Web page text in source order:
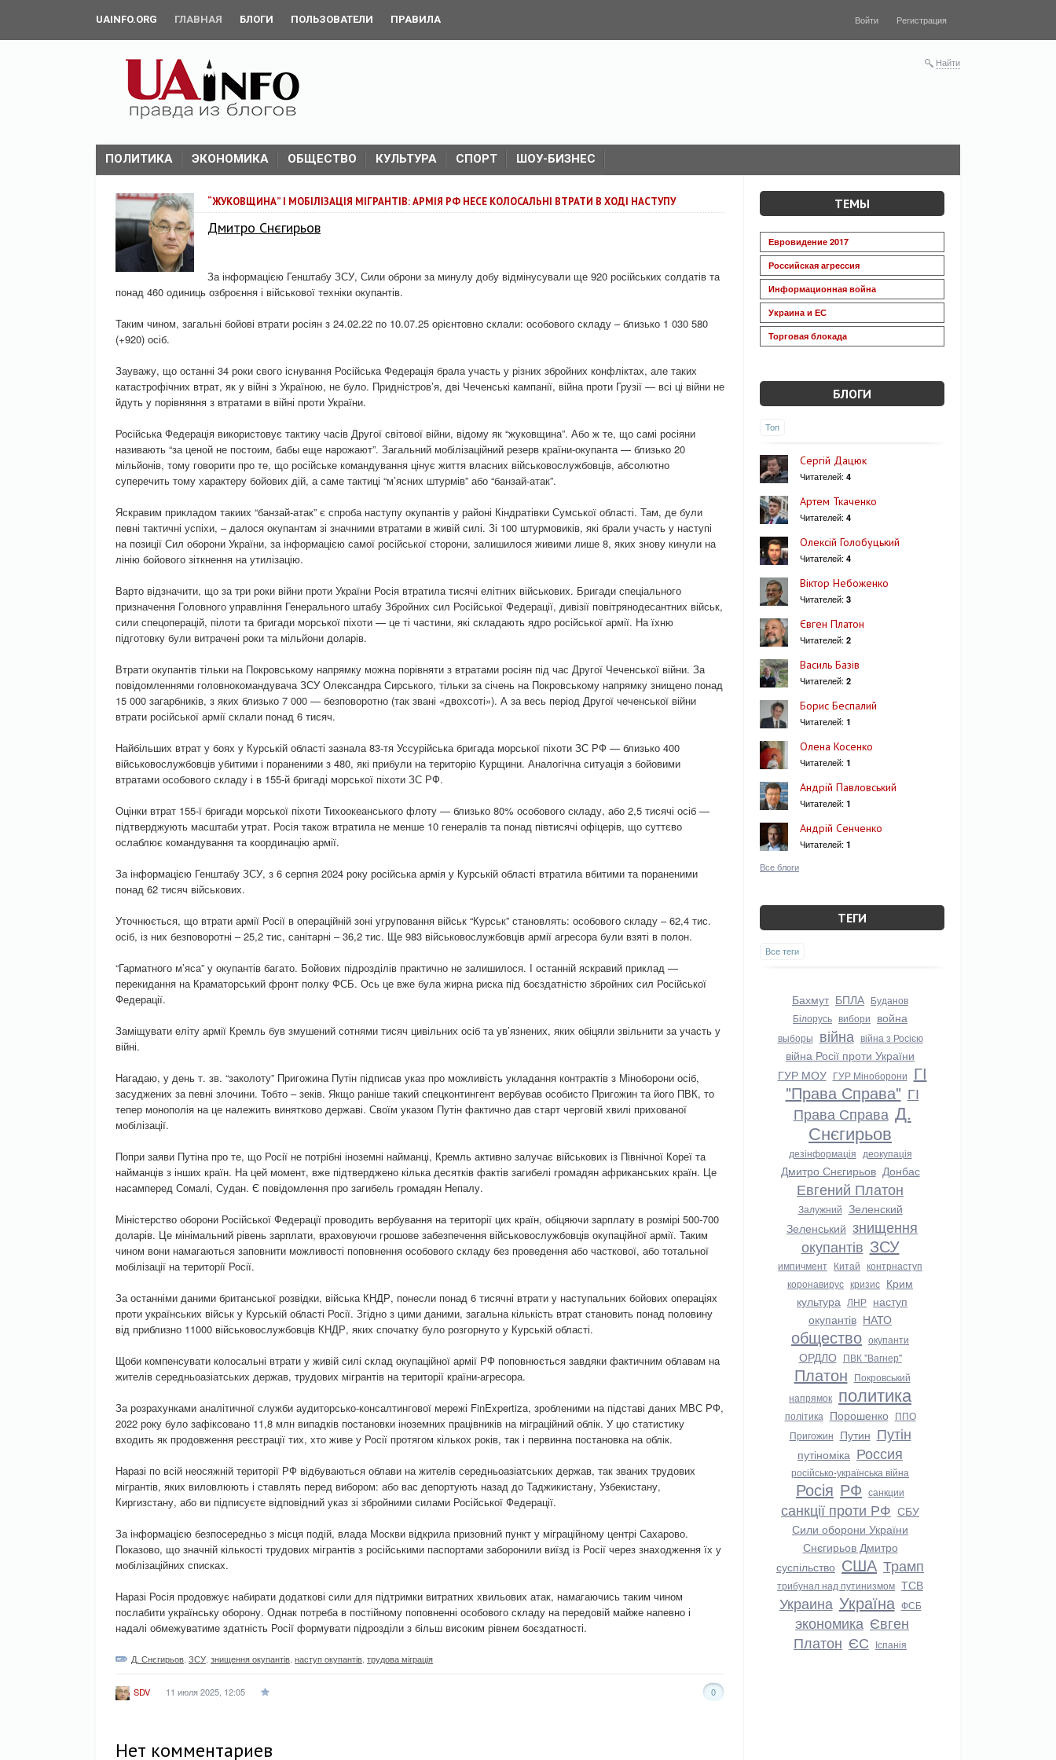
UAINFO.ORG ГЛАВНАЯ БЛОГИ ПОЛЬЗОВАТЕЛИ ПРАВИЛА Войти Регистрация
Найти
ПОЛИТИКА ЭКОНОМИКА ОБЩЕСТВО КУЛЬТУРА СПОРТ ШОУ-БИЗНЕС
“ЖУКОВЩИНА” І МОБІЛІЗАЦІЯ МІГРАНТІВ: АРМІЯ РФ НЕСЕ КОЛОСАЛЬНІ ВТРАТИ В ХОДІ НАСТУПУ
Дмитро Снєгирьов
За інформацією Генштабу ЗСУ, Сили оброни за минулу добу відмінусували ще 920 російських солдатів та
понад 460 одиниць озброєння і військової техніки окупантів.
Таким чином, загальні бойові втрати росіян з 24.02.22 по 10.07.25 орієнтовно склали: особового складу – близько 1 030 580
(+920) осіб.
Зауважу, що останні 34 роки свого існування Російська Федерація брала участь у різних збройних конфліктах, але таких
катастрофічних втрат, як у війні з Україною, не було. Придністров’я, дві Чеченські кампанії, війна проти Грузії — всі ці війни не
йдуть у порівняння з втратами в війні проти України.
Російська Федерація використовує тактику часів Другої світової війни, відому як “жуковщина”. Або ж те, що самі росіяни
називають “за ценой не постоим, бабы еще нарожают”. Загальний мобілізаційний резерв країни-окупанта — близько 20
мільйонів, тому говорити про те, що російське командування цінує життя власних військовослужбовців, абсолютно
суперечить тому характеру бойових дій, а саме тактиці “м’ясних штурмів” або “банзай-атак”.
Яскравим прикладом такиих “банзай-атак” є спроба наступу окупантів у районі Кіндратівки Сумської області. Там, де були
певні тактичні успіхи, – далося окупантам зі значними втратами в живій силі. Зі 100 штурмовиків, які брали участь у наступі
на позиції Сил оборони України, за інформацією самої російської сторони, залишилося живими лише 8, яких знову кинули на
лінію бойового зіткнення на утилізацію.
Варто відзначити, що за три роки війни проти України Росія втратила тисячі елітних військових. Бригади спеціального
призначення Головного управління Генерального штабу Збройних сил Російської Федерації, дивізії повітрянодесантних військ,
сили спецоперацій, пілоти та бригади морської піхоти — це ті частини, які складають ядро російської армії. На їхню
підготовку були витрачені роки та мільйони доларів.
Втрати окупантів тільки на Покровському напрямку можна порівняти з втратами росіян під час Другої Чеченської війни. За
повідомленнями головнокомандувача ЗСУ Олександра Сирського, тільки за січень на Покровському напрямку знищено понад
15 000 загарбників, з яких близько 7 000 — безповоротно (так звані «двохсоті»). А за весь період Другої чеченської війни
втрати російської армії склали понад 6 тисяч.
Найбільших втрат у боях у Курській області зазнала 83-тя Уссурійська бригада морської піхоти ЗС РФ — близько 400
військовослужбовців убитими і пораненими з 480, які прибули на територію Курщини. Аналогічна ситуація з бойовими
втратами особового складу і в 155-й бригаді морської піхоти ЗС РФ.
Оцінки втрат 155-ї бригади морської піхоти Тихоокеанського флоту — близько 80% особового складу, або 2,5 тисячі осіб —
підтверджують масштаби утрат. Росія також втратила не менше 10 генералів та понад півтисячі офіцерів, що суттєво
ослаблює командування та координацію армії.
За інформацією Генштабу ЗСУ, з 6 серпня 2024 року російська армія у Курській області втратила вбитими та пораненими
понад 62 тисяч військових.
Уточнюється, що втрати армії Росії в операційній зоні угруповання військ “Курськ” становлять: особового складу – 62,4 тис.
осіб, із них безповоротні – 25,2 тис, санітарні – 36,2 тис. Ще 983 військовослужбовців армії агресора були взяті в полон.
“Гарматного м’яса” у окупантів багато. Бойових підрозділів практично не залишилося. І останній яскравий приклад —
перекидання на Краматорський фронт полку ФСБ. Ось це вже була жирна риска під боєздатністю збройних сил Російської
Федерації.
Заміщувати еліту армії Кремль був змушений сотнями тисяч цивільних осіб та ув’язнених, яких обіцяли звільнити за участь у
війні.
Нагадаю, у день т. зв. “заколоту” Пригожина Путін підписав указ про можливість укладання контрактів з Міноборони осіб,
засуджених за певні злочини. Тобто – зеків. Якщо раніше такий спецконтингент вербував особисто Пригожин та його ПВК, то
тепер монополія на це належить винятково державі. Своїм указом Путін фактично дав старт черговій хвилі прихованої
мобілізації.
Попри заяви Путіна про те, що Росії не потрібні іноземні найманці, Кремль активно залучає військових із Північної Кореї та
найманців з інших країн. На цей момент, вже підтверджено кілька десятків фактів загибелі громадян африканських країн. Це
насамперед Сомалі, Судан. Є повідомлення про загибель громадян Непалу.
Міністерство оборони Російської Федерації проводить вербування на території цих країн, обіцяючи зарплату в розмірі 500-700
доларів. Це мінімальний рівень зарплати, враховуючи грошове забезпечення військовослужбовців окупаційної армії. Таким
чином вони намагаються заповнити можливості поповнення особового складу без проведення або часткової, або тотальної
мобілізації на території Росії.
За останніми даними британської розвідки, війська КНДР, понесли понад 6 тисячні втрати у наступальних бойових операціях
проти українських військ у Курській області Росії. Згідно з цими даними, загальна кількість втрат становить понад половину
від приблизно 11000 військовослужбовців КНДР, яких спочатку було розгорнуто у Курській області.
Щоби компенсувати колосальні втрати у живій силі склад окупаційної армії РФ поповнюється завдяки фактичним облавам на
жителів середньоазіатських держав, трудових мігрантів на території країни-агресора.
За розрахунками аналітичної служби аудиторсько-консалтингової мережі FinExpertiza, зробленими на підставі даних МВС РФ,
2022 року було зафіксовано 11,8 млн випадків постановки іноземних працівників на міграційний облік. У цю статистику
входить як продовження реєстрації тих, хто живе у Росії протягом кількох років, так і первинна постановка на облік.
Наразі по всій неосяжній території РФ відбуваються облави на жителів середньоазіатських держав, так званих трудових
мігрантів, яких виловлюють і ставлять перед вибором: або вас депортують назад до Таджикистану, Узбекистану,
Киргизстану, або ви підписуєте відповідний указ зі збройними силами Російської Федерації.
За інформацією безпосередньо з місця подій, влада Москви відкрила призовний пункт у міграційному центрі Сахарово.
Показово, що значній кількості трудових мігрантів з російськими паспортами заборонили виїзд із Росії через знаходження їх у
мобілізаційних списках.
Наразі Росія продовжує набирати додаткові сили для підтримки витратних хвильових атак, намагаючись таким чином
послабити українську оборону. Однак потреба в постійному поповненні особового складу на передовій майже напевно і
надалі обмежуватиме здатність Росії формувати підрозділи з більш високим рівнем боєздатності.
Д. Снєгирьов ЗСУ знищення окупантів наступ окупантів трудова міграція
0
SDV 11 июля 2025, 12:05
Нет комментариев
ТЕМЫ
Евровидение 2017
Российская агрессия
Информационная война
Украина и ЕС
Торговая блокада
БЛОГИ
Топ
Сергій Дацюк
Читателей: 4
Артем Ткаченко
Читателей: 4
Олексій Голобуцький
Читателей: 4
Віктор Небоженко
Читателей: 3
Євген Платон
Читателей: 2
Василь Базів
Читателей: 2
Борис Беспалий
Читателей: 1
Олена Косенко
Читателей: 1
Андрій Павловський
Читателей: 1
Андрій Сенченко
Читателей: 1
Все блоги
ТЕГИ
Все теги
Бахмут БПЛА Буданов
Білорусь вибори война
выборы війна війна з Росією
війна Росії проти України
ГУР МОУ ГУР Міноборони ГІ
"Права Справа" ГІ
Права Справа Д.
Снєгирьов
дезінформація деокупація
Дмитро Снєгирьов Донбас
Евгений Платон
Залужний Зеленский
Зеленський знищення
окупантів ЗСУ
импичмент Китай контрнаступ
коронавирус кризис Крим
культура ЛНР наступ
окупантів НАТО
общество окупанти
ОРДЛО ПВК "Вагнер"
Платон Покровський
напрямок политика
політика Порошенко ППО
Пригожин Путин Путін
путіноміка Россия
російсько-українська війна
Росія РФ санкции
санкції проти РФ СБУ
Сили оборони України
Снєгирьов Дмитро
суспільство США Трамп
трибунал над путинизмом ТСВ
Украина Україна ФСБ
экономика Євген
Платон ЄС Іспанія